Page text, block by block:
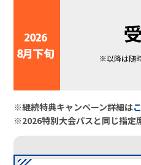
※継続特典キャンペーン詳細は
※2026特別大会パスと同じ指定